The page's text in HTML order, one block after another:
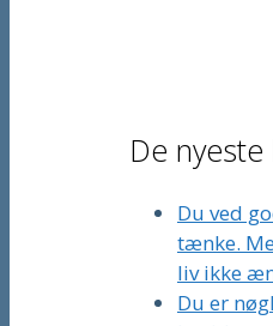
De
Du ved
tænke.
liv ikke
Du er